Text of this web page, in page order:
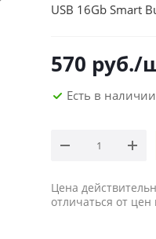
USB 16Gb Smart
570 руб./
Есть в наличии
Цена
отличаться от